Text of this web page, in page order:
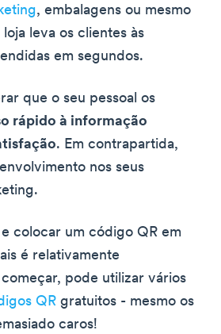
, embalagens ou mesmo
leva os clientes às
em segundos.
que o seu pessoal os
rápido à informação
. Em contrapartida,
nos seus
colocar um código QR em
é relativamente
pode utilizar vários
QR gratuitos - mesmo os
caros!